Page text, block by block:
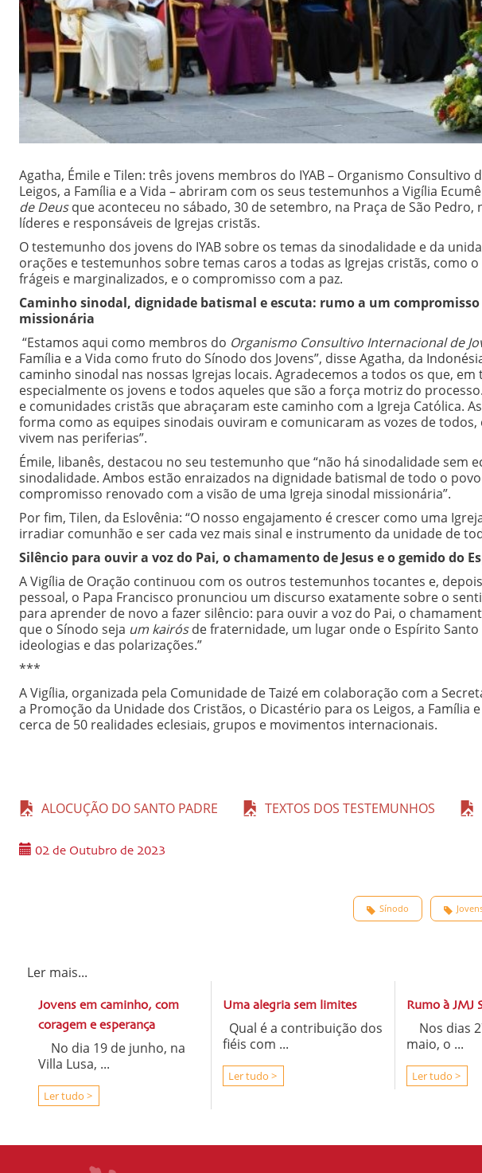
Agatha, Émile e Tilen: três jovens membros do IYAB – Organismo
Leigos, a Família e a Vida – abriram com os seus testemunhos a Vigília
de Deusque aconteceu no sábado, 30 de setembro, na Praça de São
líderes e responsáveis de Igrejas cristãs.
O testemunho dos jovens do IYAB sobre os temas da sinodalidade e da
orações e testemunhos sobre temas caros a todas as Igrejas cristãs, como
frágeis e marginalizados, e o compromisso com a paz.
Caminho sinodal, dignidade batismal e escuta: rumo a um
missionária
“Estamos aqui como membros do Organismo Consultivo Internacional de
Família e a Vida como fruto do Sínodo dos Jovens”, disse Agatha, da
caminho sinodal nas nossas Igrejas locais. Agradecemos a todos os que,
especialmente os jovens e todos aqueles que são a força motriz do
e comunidades cristãs que abraçaram este caminho com a Igreja Católica.
forma como as equipes sinodais ouviram e comunicaram as vozes de
vivem nas periferias”.
Émile, libanês, destacou no seu testemunho que “não há sinodalidade sem
sinodalidade. Ambos estão enraizados na dignidade batismal de todo o
compromisso renovado com a visão de uma Igreja sinodal missionária”.
Por fim, Tilen, da Eslovênia: “O nosso engajamento é crescer como uma
irradiar comunhão e ser cada vez mais sinal e instrumento da unidade de
Silêncio para ouvir a voz do Pai, o chamamento de Jesus e o gemido do
A Vigília de Oração continuou com os outros testemunhos tocantes e,
pessoal, o Papa Francisco pronunciou um discurso exatamente sobre o
para aprender de novo a fazer silêncio: para ouvir a voz do Pai, o
que o Sínodo seja um kairósde fraternidade, um lugar onde o Espírito
ideologias e das polarizações.”
***
A Vigília, organizada pela Comunidade de Taizé em colaboração com a
a Promoção da Unidade dos Cristãos, o Dicastério para os Leigos, a Família
cerca de 50 realidades eclesiais, grupos e movimentos internacionais.
ALOCUÇÃO DO SANTO PADRE TEXTOS DOS TESTEMUNHOS
02 de Outubro de 2023
Sínodo
Ler mais...
Jovens em caminho, com
coragem e esperança
No dia 19 de junho, na
Villa Lusa, ...
Ler tudo >
Uma alegria sem limites
Qual é a contribuição dos
fiéis com ...
Ler tudo >
Rumo à JMJ
Nos dias
maio, o ...
Ler tudo >